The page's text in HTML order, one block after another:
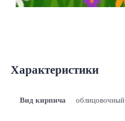
Характеристики
Вид кирпича облицовочный